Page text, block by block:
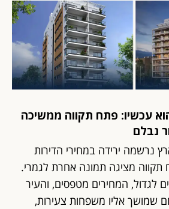
עכשיו: פתח תקווה ממשיכה
נבלם
נרשמה ירידה במחירי הדירות
מציגה תמונה אחרת לגמרי.
לגדול, המחירים מטפסים, והעיר
שמושך אליו משפחות צעירות,